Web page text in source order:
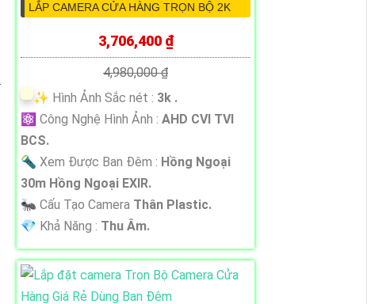
LẮP CAMERA CỬA HÀNG TRỌN BỘ 2K
3,706,400 ₫
4,980,000 ₫
✨ Hình Ảnh Sắc nét : 3k .
⚛️ Công Nghệ Hình Ảnh : AHD CVI TVI
BCS.
🔦 Xem Được Ban Đêm : Hồng Ngoại
30m Hồng Ngoại EXIR.
🐜 Cấu Tạo Camera Thân Plastic.
️💎 Khả Năng : Thu Âm.